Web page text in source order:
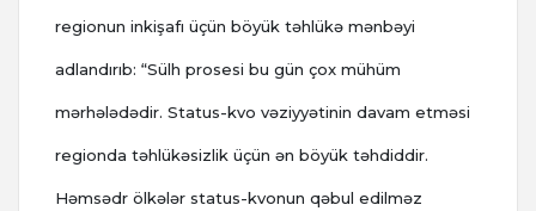
regionun inkişafı üçün böyük təhlükə mənbəyi
adlandırıb: “Sülh prosesi bu gün çox mühüm
mərhələdədir. Status-kvo vəziyyətinin davam etməsi
regionda təhlükəsizlik üçün ən böyük təhdiddir.
Həmsədr ölkələr status-kvonun qəbul edilməz